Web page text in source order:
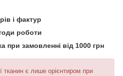
і фактур
роботи
при замовленні від 1000 грн
тканин є лише орієнтиром при